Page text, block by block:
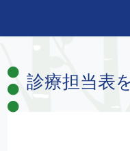
診療担当表